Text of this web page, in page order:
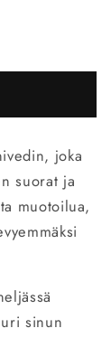
joka
suorat ja
muotoilua,
sinun